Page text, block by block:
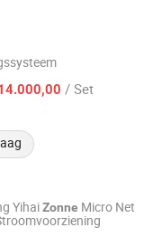
/ Set
YihaiZonne Micro Net
Co., Ltd.